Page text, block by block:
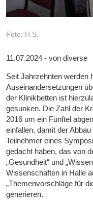
Foto: H.S.
11.07.2024 - von diverse
Seit Jahrzehnten werden
Auseinandersetzungen
der Klinikbetten ist
gesunken. Die Zahl der
2016 um ein Fünftel
einfallen, damit der
Teilnehmer eines
gedacht haben, das von
„Gesundheit“ und
Wissenschaften in Halle
„Themenvorschläge für
generieren.